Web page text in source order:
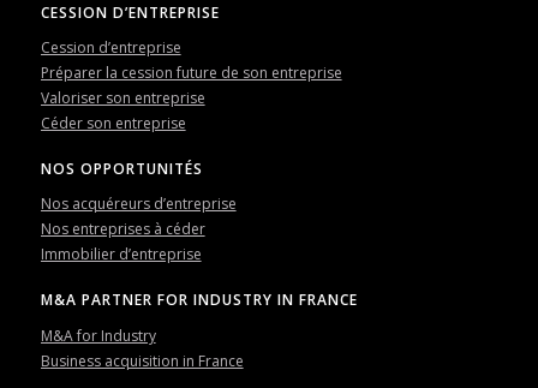
CESSION D’ENTREPRISE
Cession d’entreprise
Préparer la cession future de son entreprise
Valoriser son entreprise
Céder son entreprise
NOS OPPORTUNITÉS
Nos acquéreurs d’entreprise
Nos entreprises à céder
Immobilier d’entreprise
M&A PARTNER FOR INDUSTRY IN FRANCE
M&A for Industry
Business acquisition in France